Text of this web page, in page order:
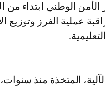
الأمن الوطني ابتداء
عملية الفرز
المتخذة منذ